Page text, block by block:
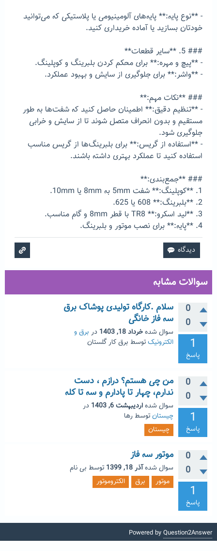
- **نوع پایه:** پایه‌های آلومینیومی یا پلاستیکی که می‌توانید
خودتان بسازید یا آماده خریداری کنید.
### 5. **سایر قطعات**
- **پیچ و مهره:** برای محکم کردن بلبرینگ و کوپلینگ.
- **واشر:** برای جلوگیری از سایش و بهبود عملکرد.
### **نکات مهم:**
- **تنظیم دقیق:** اطمینان حاصل کنید که شفت‌ها به طور
مستقیم و بدون انحراف متصل شوند تا از سایش و خرابی
جلوگیری شود.
- **استفاده از گریس:** برای بلبرینگ‌ها از گریس مناسب
استفاده کنید تا عملکرد بهتری داشته باشند.
### **جمع‌بندی:**
1. **کوپلینگ:** شفت 5mm به 8mm یا 10mm.
2. **بلبرینگ:** 608 یا 625.
3. **لید اسکرو:** TR8 با قطر 8mm و گام مناسب.
4. **پایه:** برای نصب موتور و بلبرینگ.
سوالات مشابه
0
0
1
پاسخ
سلام .کارگاه تولیدی پوشاک برق
سه فاز خانگی
سوال شدهخرداد 18, 1403 در برق و
الکترونیکتوسط برق کار گلستان
0
0
1
پاسخ
من چی هستم؟ درازم ، دست
ندارم، چهار تا پادارم و سه تا کله
سوال شدهاردیبهشت 6, 1403
در
چیستانتوسط رها
چیستان
0
0
1
پاسخ
موتور سه فاز
سوال شدهآذر 18, 1399 توسط بی نام
موتور
برق الکتروموتور
Powered by Question2Answer